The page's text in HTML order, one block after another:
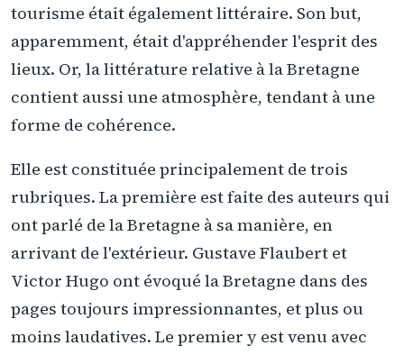
tourisme était également littéraire. Son but,
apparemment, était d'appréhender l'esprit des
lieux. Or, la littérature relative à la Bretagne
contient aussi une atmosphère, tendant à une
forme de cohérence.
Elle est constituée principalement de trois
rubriques. La première est faite des auteurs qui
ont parlé de la Bretagne à sa manière, en
arrivant de l'extérieur. Gustave Flaubert et
Victor Hugo ont évoqué la Bretagne dans des
pages toujours impressionnantes, et plus ou
moins laudatives. Le premier y est venu avec